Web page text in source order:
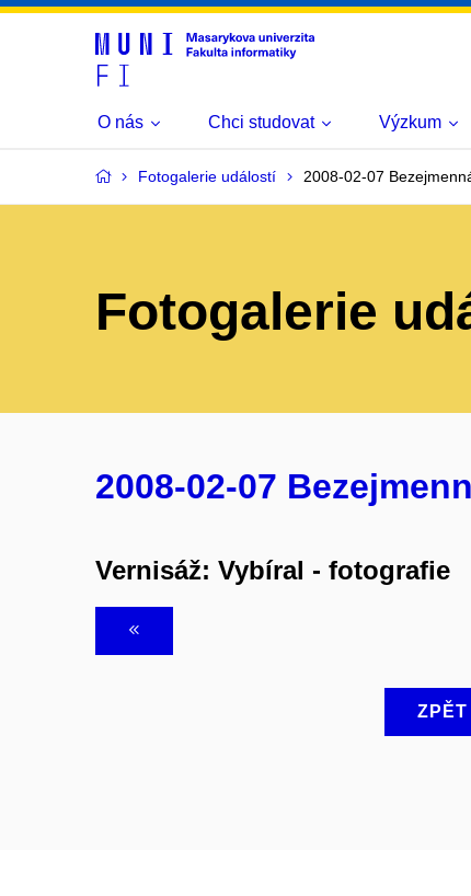
O nás Chci studovat Výzkum
Fotogalerie událostí 2008-02-07
Fotogalerie
2008-02-07
Vernisáž: Vybíral - fotografie
ZPĚT